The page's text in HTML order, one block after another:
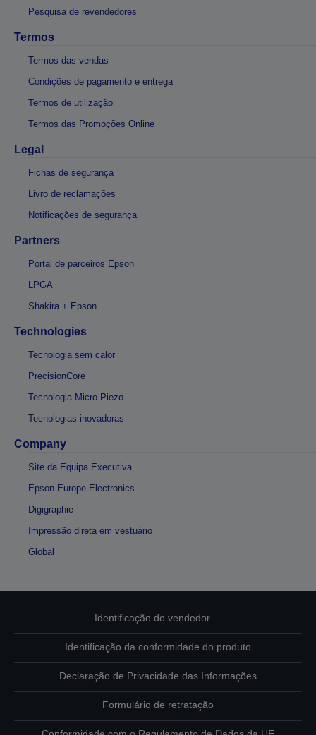
Pesquisa de revendedores
Termos
Termos das vendas
Condições de pagamento e entrega
Termos de utilização
Termos das Promoções Online
Legal
Fichas de segurança
Livro de reclamações
Notificações de segurança
Partners
Portal de parceiros Epson
LPGA
Shakira + Epson
Technologies
Tecnologia sem calor
PrecisionCore
Tecnologia Micro Piezo
Tecnologias inovadoras
Company
Site da Equipa Executiva
Epson Europe Electronics
Digigraphie
Impressão direta em vestuário
Global
Identificação do vendedor
Identificação da conformidade do produto
Declaração de Privacidade das Informações
Formulário de retratação